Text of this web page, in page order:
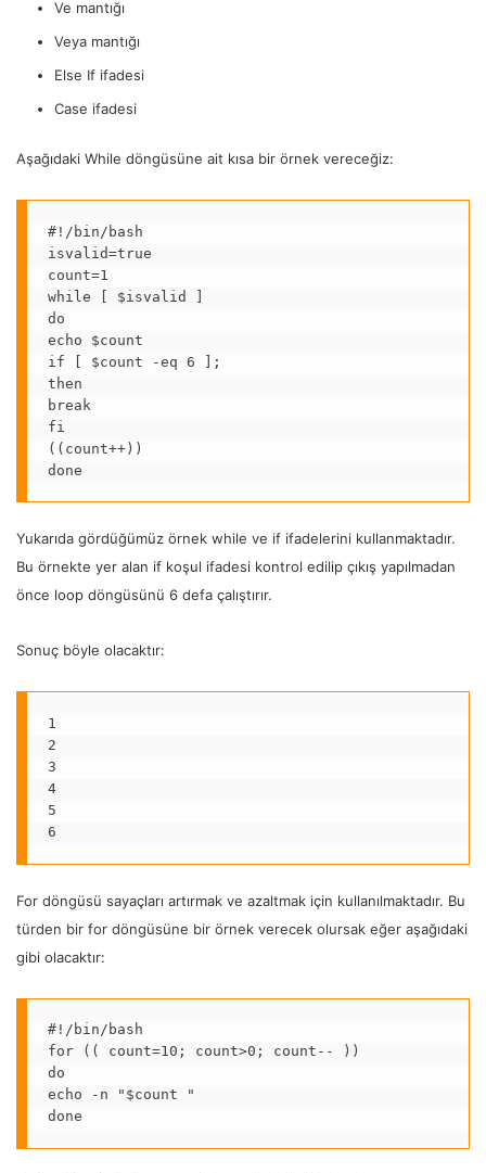
Ve mantığı
Veya mantığı
Else If ifadesi
Case ifadesi
Aşağıdaki While döngüsüne ait kısa bir örnek vereceğiz:
#!/bin/bash
isvalid=true
count=1
while [ $isvalid ]
do
echo $count
if [ $count -eq 6 ];
then
break
fi
((count++))
done
Yukarıda gördüğümüz örnek while ve if ifadelerini kullanmaktadır.
Bu örnekte yer alan if koşul ifadesi kontrol edilip çıkış yapılmadan
önce loop döngüsünü 6 defa çalıştırır.
Sonuç böyle olacaktır:
1
2
3
4
5
6
For döngüsü sayaçları artırmak ve azaltmak için kullanılmaktadır. Bu
türden bir for döngüsüne bir örnek verecek olursak eğer aşağıdaki
gibi olacaktır:
#!/bin/bash
for (( count=10; count>0; count-- ))
do
echo -n "$count "
done